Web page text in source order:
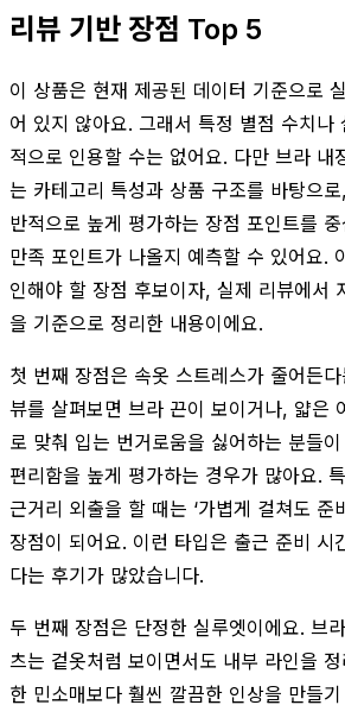
리뷰 기반 장점 Top 5
이 상품은 현재 제공된 데이터 기준으로
어 있지 않아요. 그래서 특정 별점 수치나
적으로 인용할 수는 없어요. 다만 브라 내
는 카테고리 특성과 상품 구조를 바탕으
반적으로 높게 평가하는 장점 포인트를
만족 포인트가 나올지 예측할 수 있어요.
인해야 할 장점 후보이자, 실제 리뷰에서
을 기준으로 정리한 내용이에요.
첫 번째 장점은 속옷 스트레스가 줄어든
뷰를 살펴보면 브라 끈이 보이거나, 얇은
로 맞춰 입는 번거로움을 싫어하는 분들
편리함을 높게 평가하는 경우가 많아요.
근거리 외출을 할 때는 ‘가볍게 걸쳐도 준
장점이 되어요. 이런 타입은 출근 준비 시
다는 후기가 많았습니다.
두 번째 장점은 단정한 실루엣이에요. 브
츠는 겉옷처럼 보이면서도 내부 라인을
한 민소매보다 훨씬 깔끔한 인상을 만들